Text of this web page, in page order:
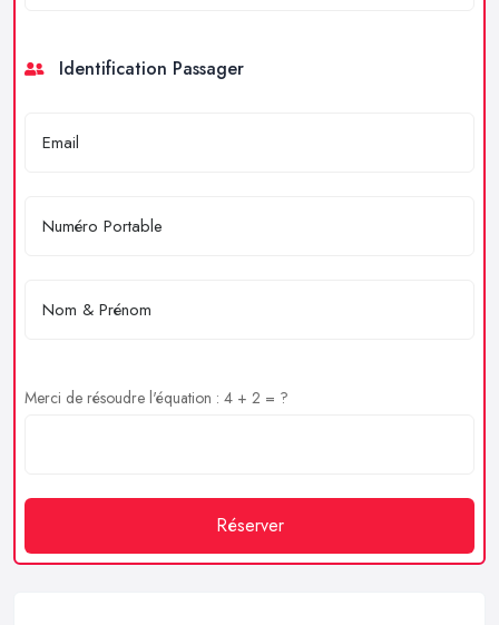
Identification Passager
Merci de résoudre l'équation : 4 + 2 = ?
Réserver